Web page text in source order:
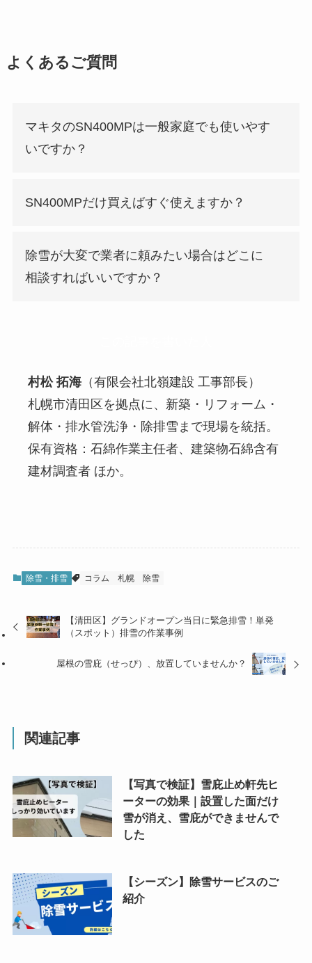
よくあるご質問
マキタのSN400MPは一般家庭でも使いやす
いですか？
SN400MPだけ買えばすぐ使えますか？
除雪が大変で業者に頼みたい場合はどこに
相談すればいいですか？
村松 拓海 （有限会社北嶺建設 工事部長）
札幌市清田区を拠点に、新築・リフォーム・
解体・排水管洗浄・除排雪まで現場を統括。
保有資格：石綿作業主任者、建築物石綿含有
建材調査者 ほか。
除雪・排雪 コラム 札幌 除雪
【清田区】グランドオープン当日に緊急排雪！単発
（スポット）排雪の作業事例
屋根の雪庇（せっぴ）、放置していませんか？
関連記事
【写真で検証】雪庇止め軒先ヒ
ーターの効果｜設置した面だけ
雪が消え、雪庇ができませんで
した
【シーズン】除雪サービスのご
紹介